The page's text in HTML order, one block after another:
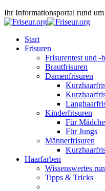
Ihr Informationsportal rund um
Start
Frisuren
Frisurentest und -
Brautfrisuren
Damenfrisuren
Kinderfrisuren
Für
Für Jungs
Männerfrisuren
Haarfarben
Wissenswertes
Tipps & Tricks